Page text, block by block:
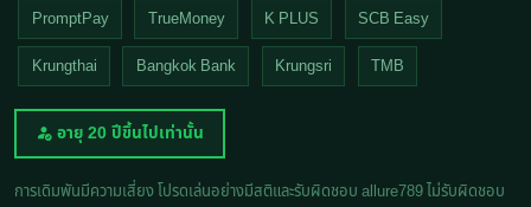
PromptPay TrueMoney K PLUS SCB Easy
Krungthai Bangkok Bank Krungsri TMB
อายุ 20 ปีขึ้นไปเท่านั้น
การเดิมพันมีความเสี่ยง โปรดเล่นอย่างมีสติและรับผิดชอบ allure789 ไม่รับผิดชอบ